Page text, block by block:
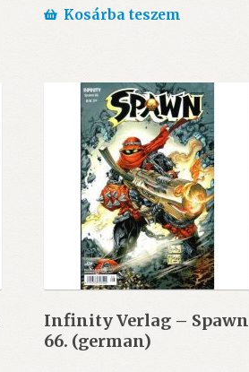
Kosárba teszem
Infinity Verlag – Spawn
66. (german)